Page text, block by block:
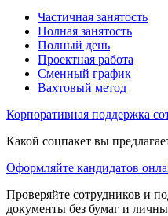
Частичная занятость
Полная занятость
Полный день
Проектная работа
Сменный график
Вахтовый метод
Корпоративная поддержка
Какой соцпакет вы
Оформляйте кандидатов
Проверяйте сотрудников и
документы без бумаг и